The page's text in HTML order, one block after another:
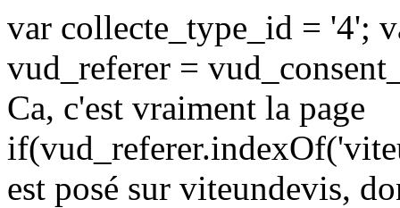
var collecte_type_id = '4';
vud_referer =
Ca, c'est vraiment la page
est posé sur viteundevis,